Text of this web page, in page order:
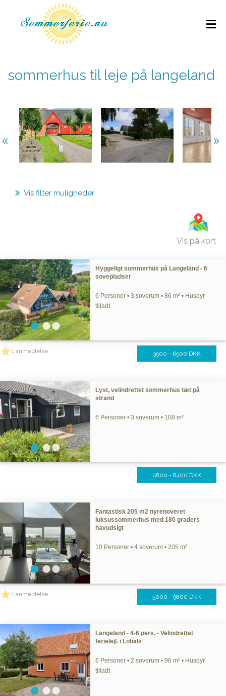
sommerhus til leje på langeland
Vis filter muligheder
Vis på kort
Hyggeligt sommerhus på Langeland - 6
sovepladser
6 Personer • 3 soverum • 86 m² • Husdyr
tilladt
1 anmeldelse 3500 - 6500 DKK
Lyst, velindrettet sommerhus tæt på
strand
6 Personer • 3 soverum • 108 m²
4800 - 8400 DKK
Fantastisk 205 m2 nyrenoveret
luksussommerhus med 180 graders
havudsigt
10 Personer • 4 soverum • 205 m²
1 anmeldelse 5000 - 9800 DKK
Langeland - 4-6 pers. - Velindrettet
ferielejl. i Lohals
6 Personer • 2 soverum • 96 m² • Husdyr
tilladt